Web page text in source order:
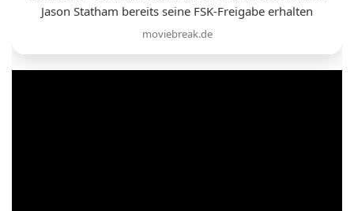
Jason Statham bereits seine FSK-Freigabe erhalten
moviebreak.de